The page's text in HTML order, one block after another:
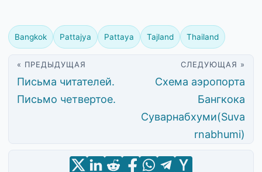
Bangkok Pattajya Pattaya Tajland Thailand
« ПРЕДЫДУЩАЯ
Письма читателей.
Письмо четвертое.
СЛЕДУЮЩАЯ »
Схема аэропорта
Бангкока
Суварнабхуми(Suva
rnabhumi)